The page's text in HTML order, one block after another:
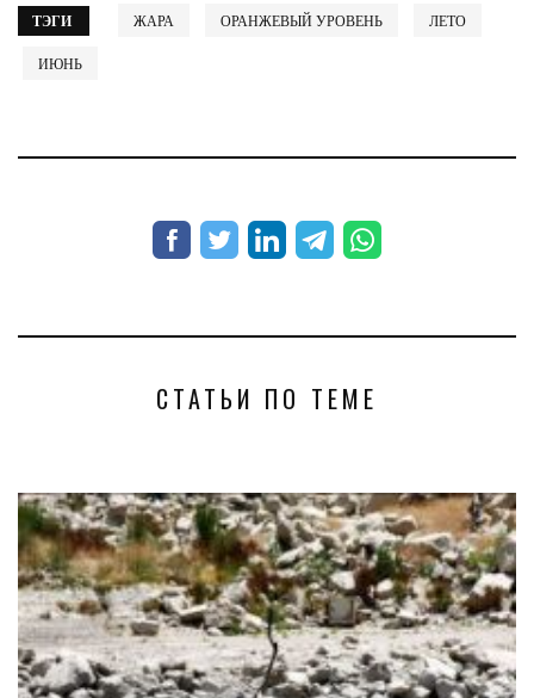
ТЭГИ ЖАРА ОРАНЖЕВЫЙ УРОВЕНЬ ЛЕТО
ИЮНЬ
СТАТЬИ ПО ТЕМЕ